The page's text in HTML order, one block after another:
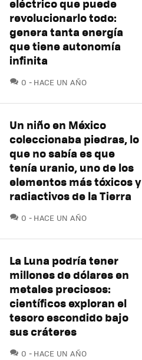
eléctrico que puede
revolucionarlo todo:
genera tanta energía
que tiene autonomía
infinita
0 COMENTARIOS
HACE UN AÑO
Un niño en México
coleccionaba piedras, lo
que no sabía es que
tenía uranio, uno de los
elementos más tóxicos y
radiactivos de la Tierra
0 COMENTARIOS
HACE UN AÑO
La Luna podría tener
millones de dólares en
metales preciosos:
científicos exploran el
tesoro escondido bajo
sus cráteres
0 COMENTARIOS
HACE UN AÑO